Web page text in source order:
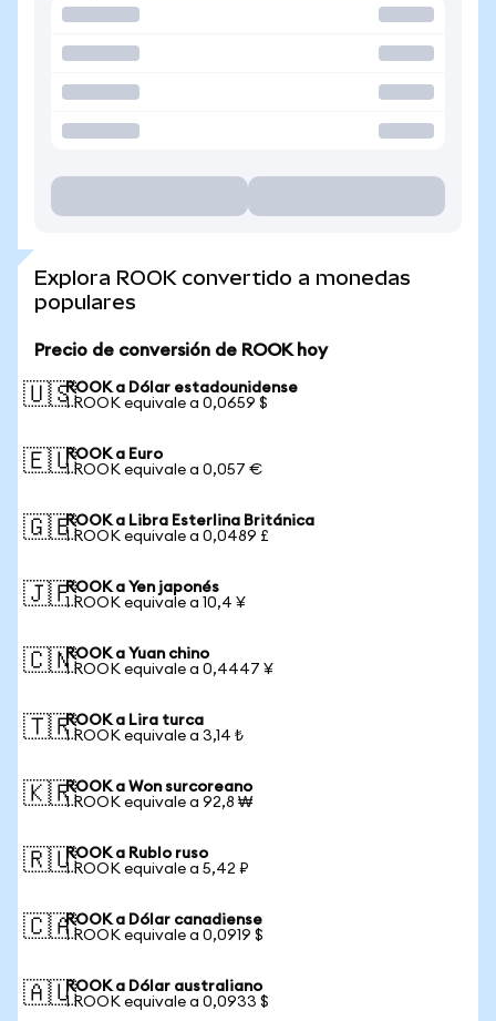
Explora ROOK convertido a monedas
populares
Precio de conversión de ROOK hoy
🇺🇸ROOK a Dólar estadounidense
1 ROOK equivale a 0,0659 $
🇪🇺ROOK a Euro
1 ROOK equivale a 0,057 €
🇬🇧ROOK a Libra Esterlina Británica
1 ROOK equivale a 0,0489 £
🇯🇵ROOK a Yen japonés
1 ROOK equivale a 10,4 ¥
🇨🇳ROOK a Yuan chino
1 ROOK equivale a 0,4447 ¥
🇹🇷ROOK a Lira turca
1 ROOK equivale a 3,14 ₺
🇰🇷ROOK a Won surcoreano
1 ROOK equivale a 92,8 ₩
🇷🇺ROOK a Rublo ruso
1 ROOK equivale a 5,42 ₽
🇨🇦ROOK a Dólar canadiense
1 ROOK equivale a 0,0919 $
🇦🇺ROOK a Dólar australiano
1 ROOK equivale a 0,0933 $